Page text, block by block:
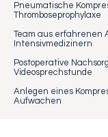
Pneumatische
Thromboseprophylaxe
Team aus erfahrenen
Intensivmedizinern
Postoperative
Videosprechstunde
Anlegen eines
Aufwachen